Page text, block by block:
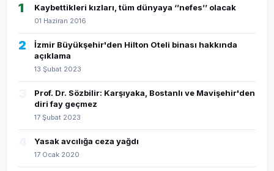
1 Kaybettikleri kızları, tüm dünyaya ‘’nefes’’ olacak
01 Haziran 2016
2
İzmir Büyükşehir'den Hilton Oteli binası hakkında
açıklama
13 Şubat 2023
Prof. Dr. Sözbilir: Karşıyaka, Bostanlı ve Mavişehir'den
diri fay geçmez
17 Şubat 2023
Yasak avcılığa ceza yağdı
17 Ocak 2020